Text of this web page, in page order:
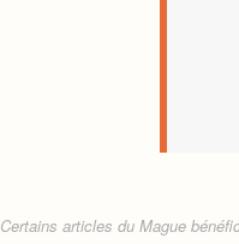
Certains articles du Mague